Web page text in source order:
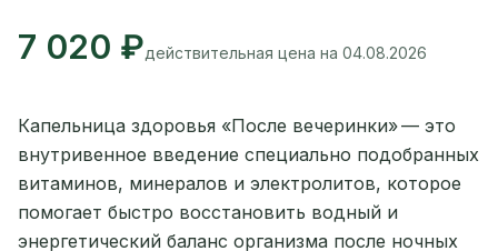
7 020 ₽действительная цена на 04.08.2026
Капельница здоровья «После вечеринки» — это
внутривенное введение специально подобранных
витаминов, минералов и электролитов, которое
помогает быстро восстановить водный и
энергетический баланс организма после ночных